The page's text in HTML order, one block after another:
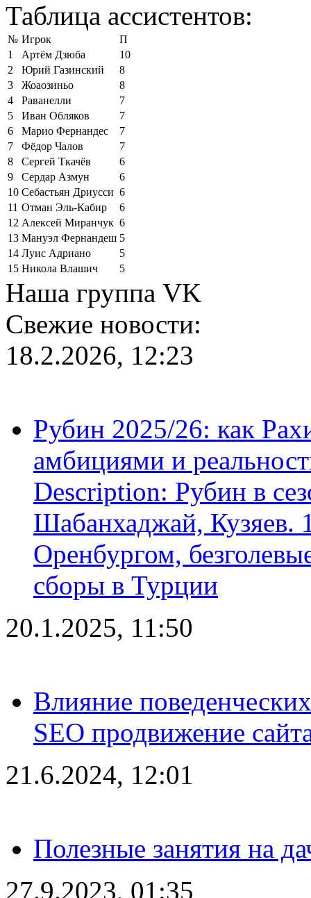
Таблица ассистентов:
№ Игрок
П
1
Артём Дзюба
10
2
Юрий Газинский
8
3
Жоаозиньо
8
4
Раванелли
7
5
Иван Обляков
7
6
Марио Фернандес
7
7
Фёдор Чалов
7
8
Сергей Ткачёв
6
9
Сердар Азмун
6
10 Себастьян Дриусси 6
11 Отман Эль-Кабир
6
12 Алексей Миранчук 6
13 Мануэл Фернандеш 5
14 Луис Адриано
5
15 Никола Влашич 5
Наша группа VK
Свежие новости:
18.2.2026, 12:23
Рубин 2025/26: как
амбициями и
Description: Рубин в
Шабанхаджай, Кузяев.
Оренбургом,
сборы в Турции
20.1.2025, 11:50
Влияние
SEO продвижение
21.6.2024, 12:01
Полезные занятия на
27.9.2023, 01:35